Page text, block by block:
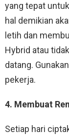
yang tepat
hal demikian
letih dan
Hybrid atau
datang.
pekerja.
4. Membuat
Setiap hari